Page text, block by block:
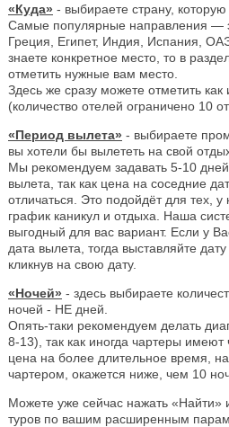
«Куда» - выбираете страну, которую
Самые популярные направления —
Греция, Египет, Индия, Испания,
знаете конкретное место, то в
отметить нужные вам место.
Здесь же сразу можете отметить как
(количество отелей ограничено 10
«Период вылета» - выбираете
вы хотели бы вылететь на свой
Мы рекомендуем задавать 5-10
вылета, так как цена на соседние
отличаться. Это подойдёт для тех,
график каникул и отдыха. Наша
выгодный для вас вариант. Если у
дата вылета, тогда выставляйте
кликнув на свою дату.
«Ночей» - здесь выбираете
ночей - НЕ дней.
Опять-таки рекомендуем делать
8-13), так как иногда чартеры
цена на более длительное время,
чартером, окажется ниже, чем 10
Можете уже сейчас нажать
туров по вашим расширенным